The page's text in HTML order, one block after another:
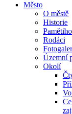
Město
O městě
Historie
Rodáci
Územní
Okolí